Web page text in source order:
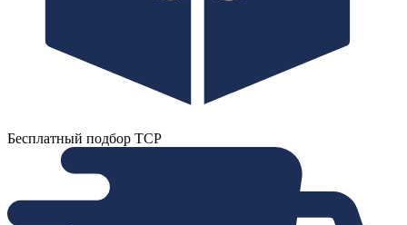
Бесплатный подбор ТСР